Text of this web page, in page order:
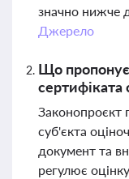
значно нижче
Джерело
Що
сертифіката
Законопроєкт
суб'єкта
документ та
регулює